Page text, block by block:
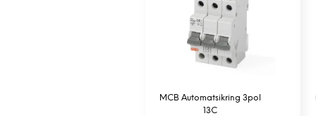
MCB Automatsikring 3pol
13C